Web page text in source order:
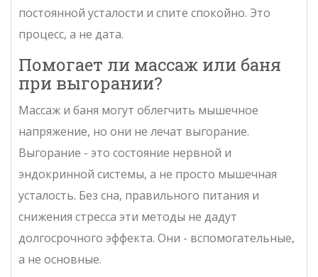
постоянной усталости и спите спокойно. Это
процесс, а не дата.
Помогает ли массаж или баня
при выгорании?
Массаж и баня могут облегчить мышечное
напряжение, но они не лечат выгорание.
Выгорание - это состояние нервной и
эндокринной системы, а не просто мышечная
усталость. Без сна, правильного питания и
снижения стресса эти методы не дадут
долгосрочного эффекта. Они - вспомогательные,
а не основные.